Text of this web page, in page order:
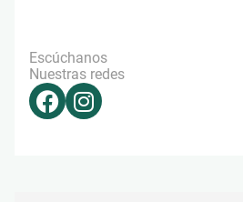
Escúchanos
Nuestras redes